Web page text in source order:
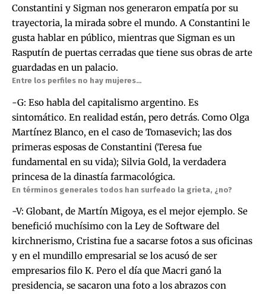
Constantini y Sigman nos generaron empatía por su
trayectoria, la mirada sobre el mundo. A Constantini le
gusta hablar en público, mientras que Sigman es un
Rasputín de puertas cerradas que tiene sus obras de arte
guardadas en un palacio.
Entre los perfiles no hay mujeres…
-G: Eso habla del capitalismo argentino. Es
sintomático. En realidad están, pero detrás. Como Olga
Martínez Blanco, en el caso de Tomasevich; las dos
primeras esposas de Constantini (Teresa fue
fundamental en su vida); Silvia Gold, la verdadera
princesa de la dinastía farmacológica.
En términos generales todos han surfeado la grieta, ¿no?
-V: Globant, de Martín Migoya, es el mejor ejemplo. Se
benefició muchísimo con la Ley de Software del
kirchnerismo, Cristina fue a sacarse fotos a sus oficinas
y en el mundillo empresarial se los acusó de ser
empresarios filo K. Pero el día que Macri ganó la
presidencia, se sacaron una foto a los abrazos con